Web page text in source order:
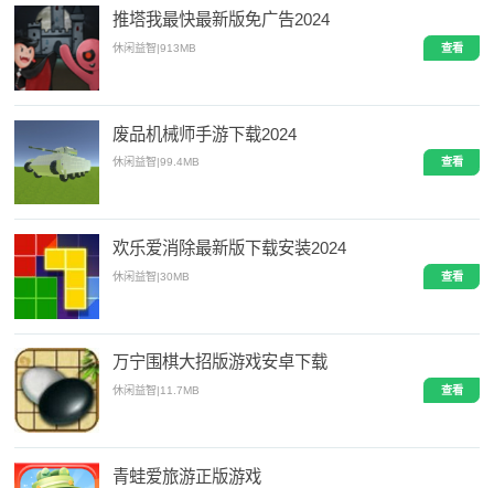
推塔我最快最新版免广告2024
休闲益智|913MB 查看
废品机械师手游下载2024
休闲益智|99.4MB 查看
欢乐爱消除最新版下载安装2024
休闲益智|30MB 查看
万宁围棋大招版游戏安卓下载
休闲益智|11.7MB 查看
青蛙爱旅游正版游戏